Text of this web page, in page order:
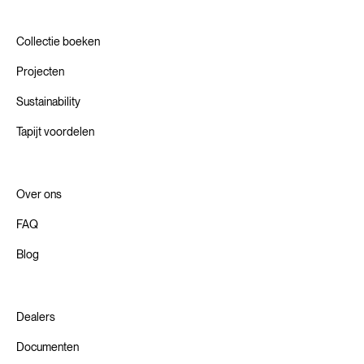
Collectie boeken
Projecten
Sustainability
Tapijt voordelen
Over ons
FAQ
Blog
Dealers
Documenten